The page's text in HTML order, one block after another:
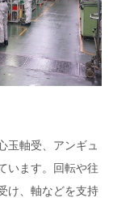
玉軸受、アンギュ
います。回転や往
け、軸などを支持